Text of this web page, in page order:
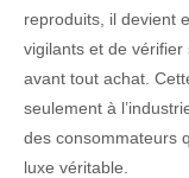
reproduits, il devient
vigilants et de vérifier
avant tout achat.
seulement à
des consommateurs
luxe véritable.